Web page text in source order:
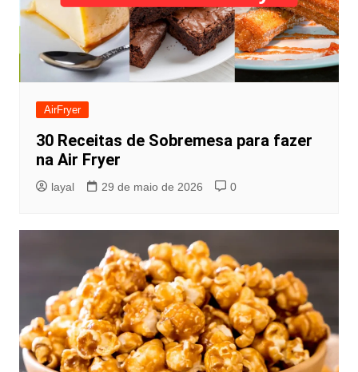
AirFryer
30 Receitas de Sobremesa para fazer
na Air Fryer
layal 29 de maio de 2026 0